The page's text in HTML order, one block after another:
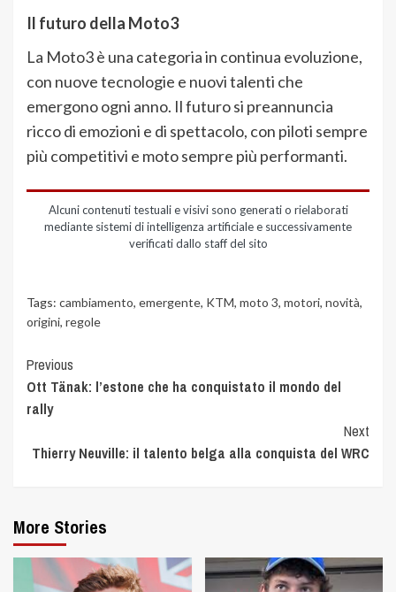
Il futuro della Moto3
La Moto3 è una categoria in continua evoluzione,
con nuove tecnologie e nuovi talenti che
emergono ogni anno. Il futuro si preannuncia
ricco di emozioni e di spettacolo, con piloti sempre
più competitivi e moto sempre più performanti.
Alcuni contenuti testuali e visivi sono generati o rielaborati
mediante sistemi di intelligenza artificiale e successivamente
verificati dallo staff del sito
Tags: cambiamento, emergente, KTM, moto 3, motori, novità,
origini, regole
Previous
Ott Tänak: l’estone che ha conquistato il mondo del
rally
Next
Thierry Neuville: il talento belga alla conquista del WRC
More Stories